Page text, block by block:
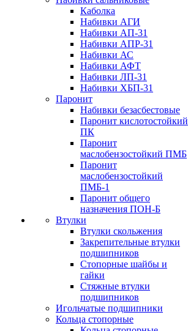
Каболка
Набивки АГИ
Набивки АП-31
Набивки АПР-31
Набивки АС
Набивки АФТ
Набивки ЛП-31
Набивки ХБП-31
Паронит
Набивки безасбестовые
Паронит кислотостойкий
ПК
Паронит
маслобензостойкий ПМБ
Паронит
маслобензостойкий
ПМБ-1
Паронит общего
назначения ПОН-Б
Втулки
Втулки скольжения
Закрепительные втулки
подшипников
Стопорные шайбы и
гайки
Стяжные втулки
подшипников
Игольчатые подшипники
Кольца стопорные